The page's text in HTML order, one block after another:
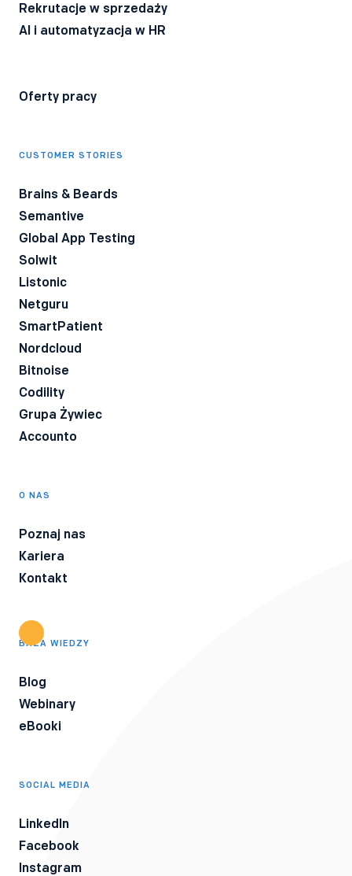
Rekrutacje w sprzedaży
AI i automatyzacja w HR
Oferty pracy
CUSTOMER STORIES
Brains & Beards
Semantive
Global App Testing
Solwit
Listonic
Netguru
SmartPatient
Nordcloud
Bitnoise
Codility
Grupa Żywiec
Accounto
O NAS
Poznaj nas
Kariera
Kontakt
BAZA WIEDZY
Blog
Webinary
eBooki
SOCIAL MEDIA
LinkedIn
Facebook
Instagram